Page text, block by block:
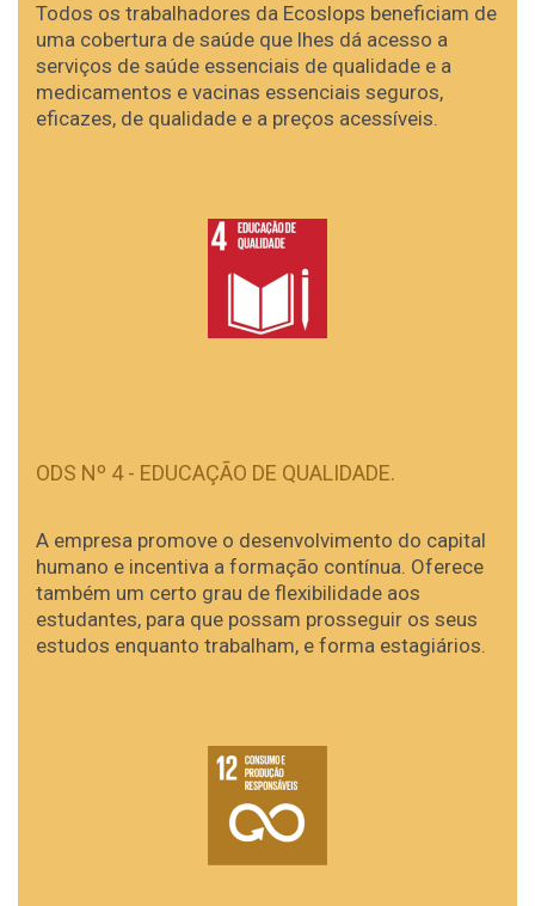
Todos os trabalhadores da Ecoslops beneficiam de
uma cobertura de saúde que lhes dá acesso a
serviços de saúde essenciais de qualidade e a
medicamentos e vacinas essenciais seguros,
eficazes, de qualidade e a preços acessíveis.
ODS Nº 4 - EDUCAÇÃO DE QUALIDADE.
A empresa promove o desenvolvimento do capital
humano e incentiva a formação contínua. Oferece
também um certo grau de flexibilidade aos
estudantes, para que possam prosseguir os seus
estudos enquanto trabalham, e forma estagiários.